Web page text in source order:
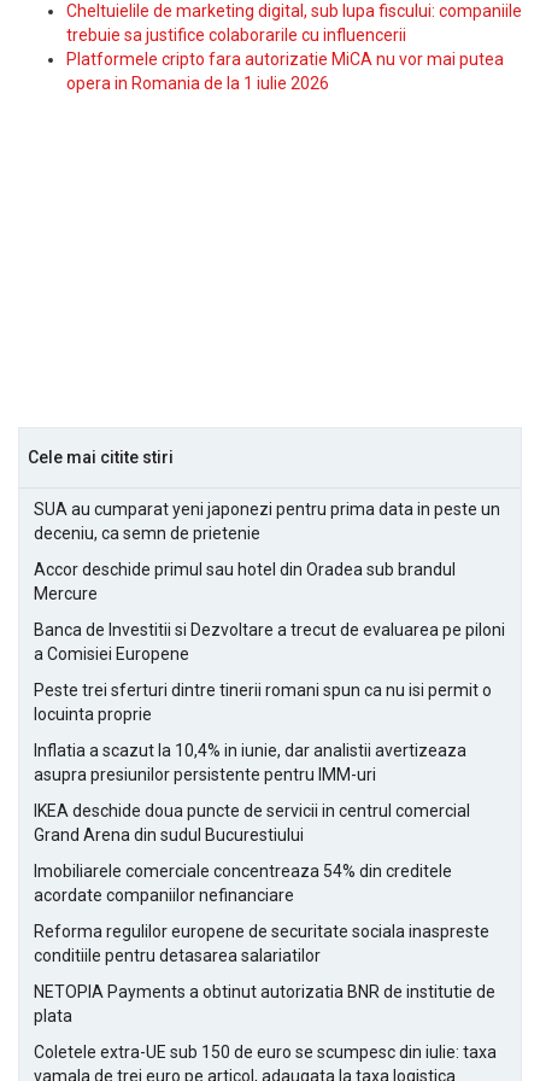
Cheltuielile de marketing digital, sub lupa fiscului: companiile
trebuie sa justifice colaborarile cu influencerii
Platformele cripto fara autorizatie MiCA nu vor mai putea
opera in Romania de la 1 iulie 2026
Cele mai citite stiri
SUA au cumparat yeni japonezi pentru prima data in peste un
deceniu, ca semn de prietenie
Accor deschide primul sau hotel din Oradea sub brandul
Mercure
Banca de Investitii si Dezvoltare a trecut de evaluarea pe piloni
a Comisiei Europene
Peste trei sferturi dintre tinerii romani spun ca nu isi permit o
locuinta proprie
Inflatia a scazut la 10,4% in iunie, dar analistii avertizeaza
asupra presiunilor persistente pentru IMM-uri
IKEA deschide doua puncte de servicii in centrul comercial
Grand Arena din sudul Bucurestiului
Imobiliarele comerciale concentreaza 54% din creditele
acordate companiilor nefinanciare
Reforma regulilor europene de securitate sociala inaspreste
conditiile pentru detasarea salariatilor
NETOPIA Payments a obtinut autorizatia BNR de institutie de
plata
Coletele extra-UE sub 150 de euro se scumpesc din iulie: taxa
vamala de trei euro pe articol, adaugata la taxa logistica